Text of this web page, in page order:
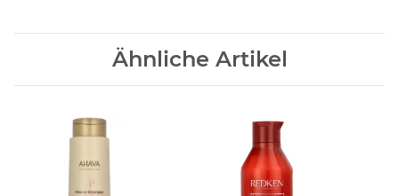
Ähnliche Artikel